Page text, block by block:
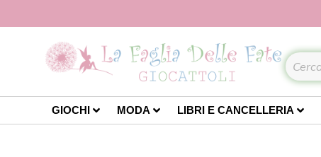
GIOCHI MODA LIBRI E CANCELLERIA